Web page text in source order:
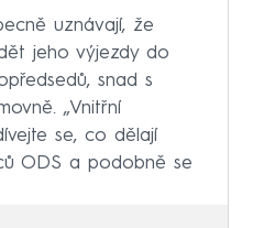
uznávají, že
jeho výjezdy do
snad s
„Vnitřní
se, co dělají
ODS a podobně se